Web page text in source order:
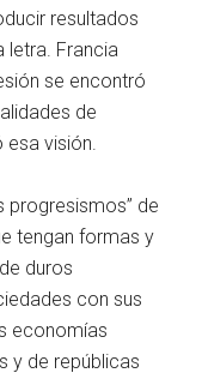
resultados
letra. Francia
se encontró
de
esa visión.
progresismos” de
tengan formas y
duros
con sus
economías
y de repúblicas